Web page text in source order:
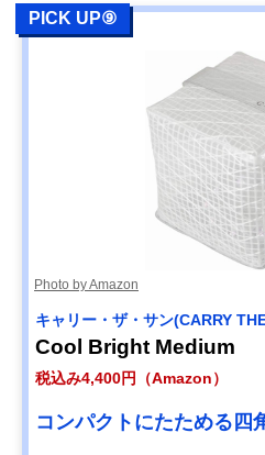
PICK UP⑨
Photo by Amazon
キャリー・ザ・サン(CARRY
Cool Bright Medium
税込み4,400円（Amazon）
コンパクトにたためる四